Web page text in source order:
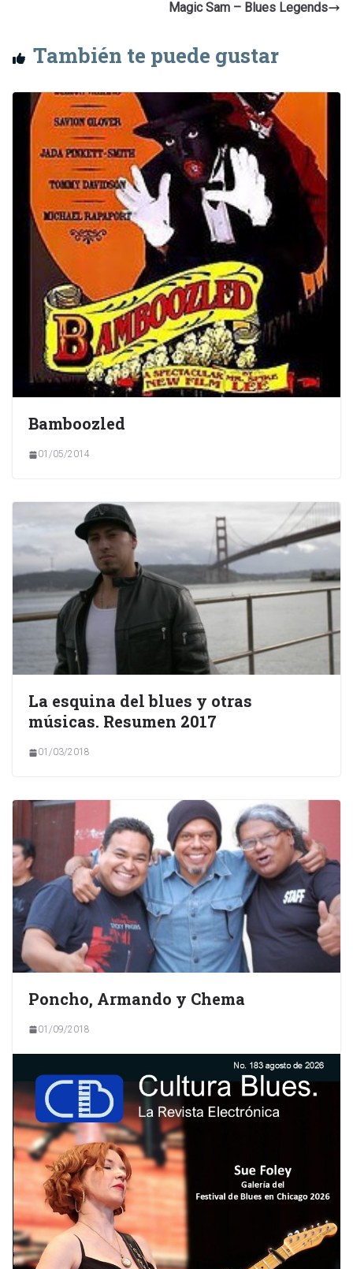
Magic Sam – Blues Legends
También te puede gustar
Bamboozled
01/05/2014
La esquina del blues y otras
músicas. Resumen 2017
01/03/2018
Poncho, Armando y Chema
01/09/2018